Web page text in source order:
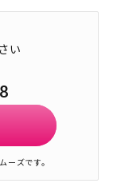
い
ズです。